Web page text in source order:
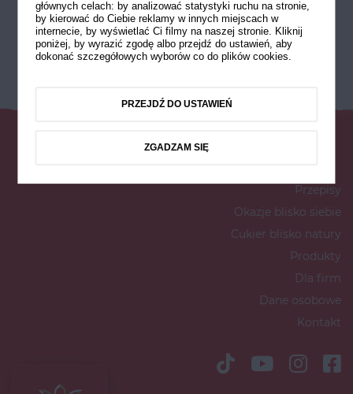
Przepisy
Okazje blisko siebie
Cukier blisko natury
Produkty
Dla firm
Dane osobowe
Kontakt
głównych celach: by analizować statystyki ruchu na stronie,
by kierować do Ciebie reklamy w innych miejscach w
internecie, by wyświetlać Ci filmy na naszej stronie. Kliknij
poniżej, by wyrazić zgodę albo przejdź do ustawień, aby
dokonać szczegółowych wyborów co do plików cookies.
PRZEJDŹ DO USTAWIEŃ
ZGADZAM SIĘ